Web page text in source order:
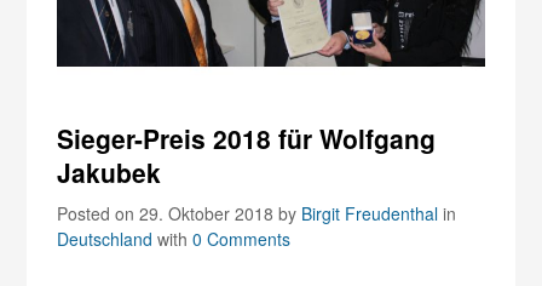
Sieger-Preis 2018 für Wolfgang
Jakubek
Posted on 29. Oktober 2018by Birgit Freudenthal in
Deutschland with0 Comments